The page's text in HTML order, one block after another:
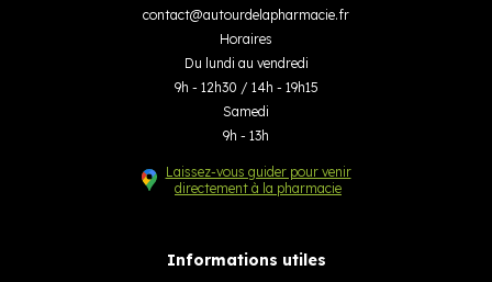
contact@autourdelapharmacie.fr
Horaires
Du lundi au vendredi
9h - 12h30 / 14h - 19h15
Samedi
9h - 13h
Laissez-vous guider pour venir
directement à la pharmacie
Informations utiles